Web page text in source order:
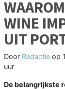
WINE
UIT
Door Redactie op
uur
De belangrijkste